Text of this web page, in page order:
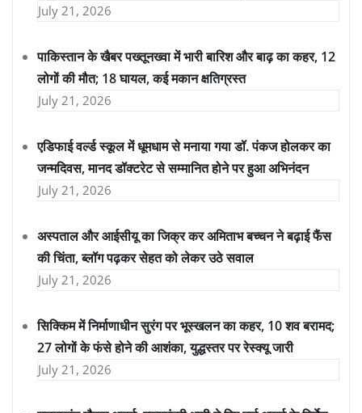
July 21, 2026
पाकिस्तान के खैबर पख्तूनख्वा में भारी बारिश और बाढ़ का कहर, 12
लोगों की मौत; 18 घायल, कई मकान क्षतिग्रस्त
July 21, 2026
एडिफाई वर्ल्ड स्कूल में धूमधाम से मनाया गया डॉ. पंकज होलकर का
जन्मदिवस, मानद डॉक्टरेट से सम्मानित होने पर हुआ अभिनंदन
July 21, 2026
अस्पताल और आईसीयू का जिक्र कर अमिताभ बच्चन ने बढ़ाई फैंस
की चिंता, ब्लॉग पढ़कर सेहत को लेकर उठे सवाल
July 21, 2026
सिक्किम में निर्माणाधीन सुरंग पर भूस्खलन का कहर, 10 शव बरामद;
27 लोगों के फंसे होने की आशंका, युद्धस्तर पर रेस्क्यू जारी
July 21, 2026